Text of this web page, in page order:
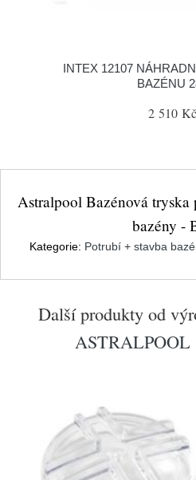
INTEX 12107
BAZÉNU
2 510 Kč
Astralpool Bazénová tryska
bazény -
Kategorie: Potrubí + stavba
Další produkty od
ASTRALPOOL